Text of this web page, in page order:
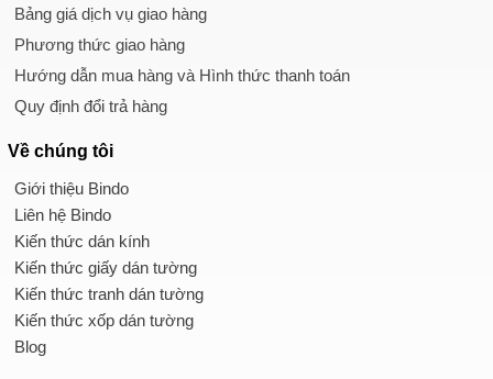
Bảng giá dịch vụ giao hàng
Phương thức giao hàng
Hướng dẫn mua hàng và Hình thức thanh toán
Quy định đổi trả hàng
Về chúng tôi
Giới thiệu Bindo
Liên hệ Bindo
Kiến thức dán kính
Kiến thức giấy dán tường
Kiến thức tranh dán tường
Kiến thức xốp dán tường
Blog